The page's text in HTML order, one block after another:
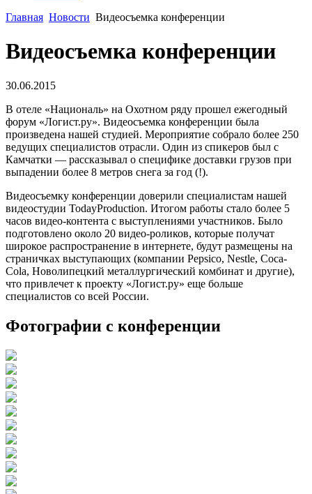
Главная Новости Видеосъемка конференции
Видеосъемка конференции
30.06.2015
В отеле «Националь» на Охотном ряду прошел ежегодный
форум «Логист.ру». Видеосъемка конференции была
произведена нашей студией. Мероприятие собрало более 250
ведущих специалистов отрасли. Один из спикеров был с
Камчатки — рассказывал о специфике доставки грузов при
выпадении более 8 метров снега за год (!).
Видеосъемку конференции доверили специалистам нашей
видеостудии TodayProduction. Итогом работы стало более 5
часов видео-контента с выступлениями участников. Было
подготовлено около 20 видео-роликов, которые получат
широкое распространение в интернете, будут размещены на
страничках выступающих (компании Pepsico, Nestle, Coca-
Cola, Новолипецкий металлургический комбинат и другие),
что привлечет к проекту «Логист.ру» еще больше
специалистов со всей России.
Фотографии с конференции